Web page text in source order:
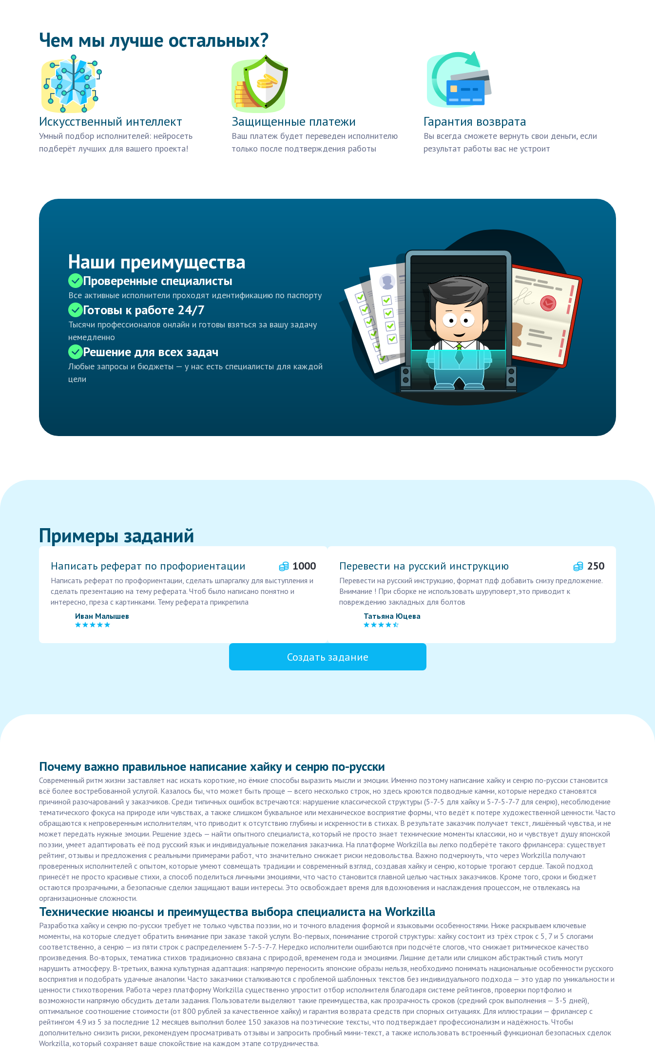
Чем мы лучше остальных?
Искусственный интеллект
Умный подбор исполнителей: нейросеть
подберёт лучших для вашего проекта!
Защищенные платежи
Ваш платеж будет переведен исполнителю
только после подтверждения работы
Гарантия возврата
Вы всегда сможете вернуть свои деньги, если
результат работы вас не устроит
Наши преимущества
Проверенные специалисты
Все активные исполнители проходят идентификацию по паспорту
Готовы к работе 24/7
Тысячи профессионалов онлайн и готовы взяться за вашу задачу
немедленно
Решение для всех задач
Любые запросы и бюджеты — у нас есть специалисты для каждой
цели
Примеры заданий
Написать реферат по профориентации 1000
Написать реферат по профориентации, сделать шпаргалку для выступления и
сделать презентацию на тему реферата. Чтоб было написано понятно и
интересно, преза с картинками. Тему реферата прикрепила
Иван Малышев
Перевести на русский инструкцию 250
Перевести на русский инструкцию, формат пдф добавить снизу предложение.
Внимание ! При сборке не использовать шуруповерт,это приводит к
повреждению закладных для болтов
Татьяна Юцева
Создать задание
Почему важно правильное написание хайку и сенрю по-русски
Современный ритм жизни заставляет нас искать короткие, но ёмкие способы выразить мысли и эмоции. Именно поэтому написание хайку и сенрю по-русски становится
всё более востребованной услугой. Казалось бы, что может быть проще — всего несколько строк, но здесь кроются подводные камни, которые нередко становятся
причиной разочарований у заказчиков. Среди типичных ошибок встречаются: нарушение классической структуры (5-7-5 для хайку и 5-7-5-7-7 для сенрю), несоблюдение
тематического фокуса на природе или чувствах, а также слишком буквальное или механическое восприятие формы, что ведёт к потере художественной ценности. Часто
обращаются к непроверенным исполнителям, что приводит к отсутствию глубины и искренности в стихах. В результате заказчик получает текст, лишённый чувства, и не
может передать нужные эмоции. Решение здесь — найти опытного специалиста, который не просто знает технические моменты классики, но и чувствует душу японской
поэзии, умеет адаптировать её под русский язык и индивидуальные пожелания заказчика. На платформе Workzilla вы легко подберёте такого фрилансера: существует
рейтинг, отзывы и предложения с реальными примерами работ, что значительно снижает риски недовольства. Важно подчеркнуть, что через Workzilla получают
проверенных исполнителей с опытом, которые умеют совмещать традиции и современный взгляд, создавая хайку и сенрю, которые трогают сердце. Такой подход
принесёт не просто красивые стихи, а способ поделиться личными эмоциями, что часто становится главной целью частных заказчиков. Кроме того, сроки и бюджет
остаются прозрачными, а безопасные сделки защищают ваши интересы. Это освобождает время для вдохновения и наслаждения процессом, не отвлекаясь на
организационные сложности.
Технические нюансы и преимущества выбора специалиста на Workzilla
Разработка хайку и сенрю по-русски требует не только чувства поэзии, но и точного владения формой и языковыми особенностями. Ниже раскрываем ключевые
моменты, на которые следует обратить внимание при заказе такой услуги. Во-первых, понимание строгой структуры: хайку состоит из трёх строк с 5, 7 и 5 слогами
соответственно, а сенрю — из пяти строк с распределением 5-7-5-7-7. Нередко исполнители ошибаются при подсчёте слогов, что снижает ритмическое качество
произведения. Во-вторых, тематика стихов традиционно связана с природой, временем года и эмоциями. Лишние детали или слишком абстрактный стиль могут
нарушить атмосферу. В-третьих, важна культурная адаптация: напрямую переносить японские образы нельзя, необходимо понимать национальные особенности русского
восприятия и подобрать удачные аналогии. Часто заказчики сталкиваются с проблемой шаблонных текстов без индивидуального подхода — это удар по уникальности и
ценности стихотворения. Работа через платформу Workzilla существенно упростит отбор исполнителя благодаря системе рейтингов, проверки портфолио и
возможности напрямую обсудить детали задания. Пользователи выделяют такие преимущества, как прозрачность сроков (средний срок выполнения — 3-5 дней),
оптимальное соотношение стоимости (от 800 рублей за качественное хайку) и гарантия возврата средств при спорных ситуациях. Для иллюстрации — фрилансер с
рейтингом 4.9 из 5 за последние 12 месяцев выполнил более 150 заказов на поэтические тексты, что подтверждает профессионализм и надёжность. Чтобы
дополнительно снизить риски, рекомендуем просматривать отзывы и запросить пробный мини-текст, а также использовать встроенный функционал безопасных сделок
Workzilla, который сохраняет ваше спокойствие на каждом этапе сотрудничества.